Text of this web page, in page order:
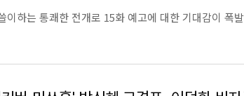
이하는 통쾌한 전개로 15화 예고에 대한 기대감이 폭